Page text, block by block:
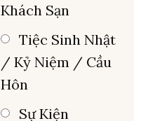
Khách Sạn
Tiệc Sinh Nhật
/ Kỷ Niệm / Cầu
Hôn
Sự Kiện